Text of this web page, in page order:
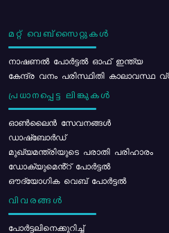
മറ്റ് വെബ്സൈറ്റുകൾ
നാഷണൽ പോർട്ടൽ ഓഫ് ഇന്ത്യ
കേന്ദ്ര വനം പരിസ്ഥിതി കാലാവസ്ഥ
പ്രധാനപ്പെട്ട ലിങ്കുകൾ
ഓൺലൈൻ സേവനങ്ങൾ
ഡാഷ്ബോർഡ്
മുഖ്യമന്ത്രിയുടെ പരാതി പരിഹാരം
ഡോക്യുമെൻ്റ് പോർട്ടൽ
ഔദ്യോഗിക വെബ് പോർട്ടൽ
വിവരങ്ങൾ
പോര്‍ട്ടലിനെക്കുറിച്ച്